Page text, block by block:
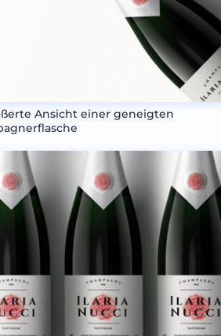
Ansicht einer geneigten